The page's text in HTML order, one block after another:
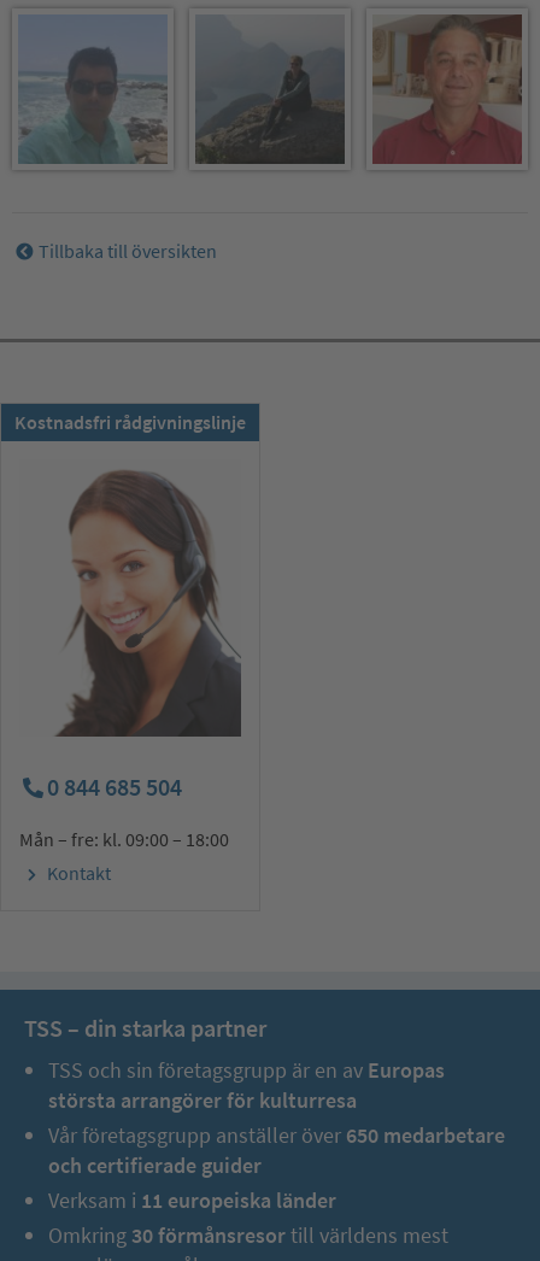
Tillbaka till översikten
Kostnadsfri rådgivningslinje
0 844 685 504
Mån – fre: kl. 09:00 – 18:00
Kontakt
TSS – din starka partner
TSS och sin företagsgrupp är en av Europas
största arrangörer för kulturresa
Vår företagsgrupp anställer över 650 medarbetare
och certifierade guider
Verksam i 11 europeiska länder
Omkring 30 förmånsresortill världens mest